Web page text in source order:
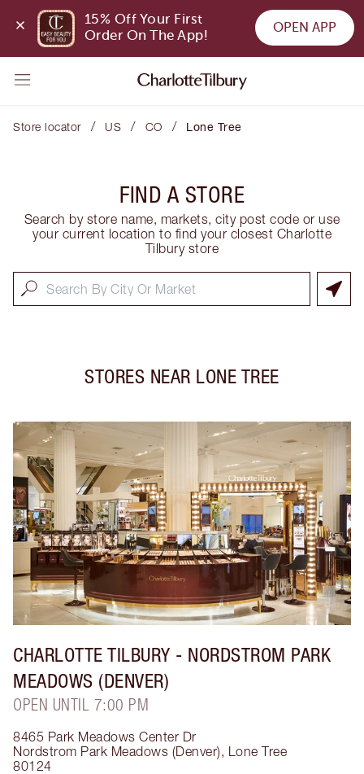
15% Off Your First
Order On The App!
OPEN APP
Store locator / US / CO / Lone Tree
FIND A STORE
Search by store name, markets, city post code or use
your current location to find your closest Charlotte
Tilbury store
STORES NEAR LONE TREE
CHARLOTTE TILBURY - NORDSTROM PARK
MEADOWS (DENVER)
OPEN UNTIL 7:00 PM
8465 Park Meadows Center Dr
Nordstrom Park Meadows (Denver), Lone Tree
80124